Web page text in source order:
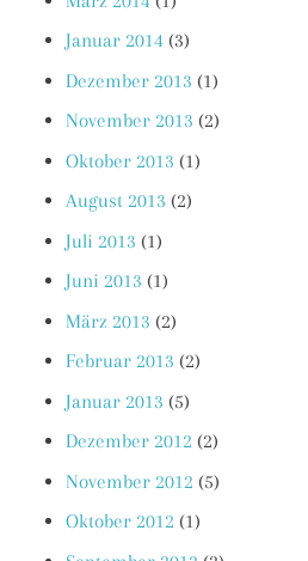
Januar 2014 (3)
Dezember 2013 (1)
November 2013 (2)
Oktober 2013 (1)
August 2013 (2)
Juli 2013 (1)
Juni 2013 (1)
März 2013 (2)
Februar 2013 (2)
Januar 2013 (5)
Dezember 2012 (2)
November 2012 (5)
Oktober 2012 (1)